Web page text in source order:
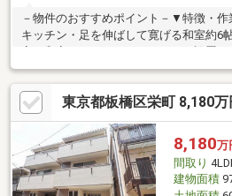
－物件のおすすめポイント－▼特徴・作
キッチン・足を伸ばして寛げる和室約6
5帖の納戸は多用途に活用可・WIC等、
室内リフォーム済【交換】キッチン、
室クロス、床 等【その他】ハウスクリ
橋第一小学校 徒歩5分(約339m)・板橋第
213m)■ ご希望の住まい探しをお手
物件の詳細・ご相談はお気軽にお問い合
東京都板橋区栄町 8,180万
8,180万
間取り
建物面積